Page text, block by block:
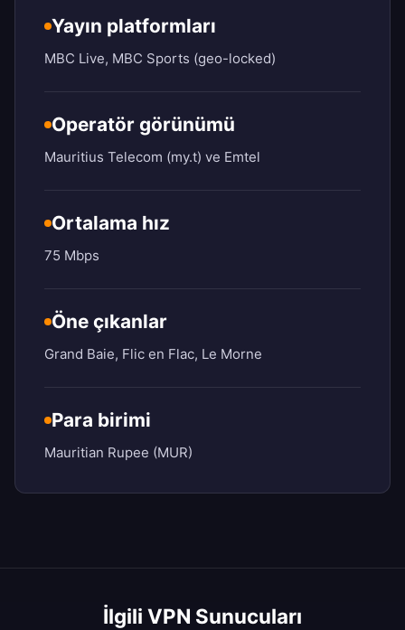
Yayın platformları
MBC Live, MBC Sports (geo-locked)
Operatör görünümü
Mauritius Telecom (my.t) ve Emtel
Ortalama hız
75 Mbps
Öne çıkanlar
Grand Baie, Flic en Flac, Le Morne
Para birimi
Mauritian Rupee (MUR)
İlgili VPN Sunucuları